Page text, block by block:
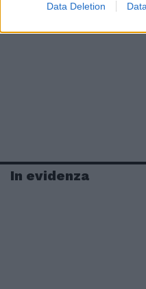
Data Deletion
In evidenza